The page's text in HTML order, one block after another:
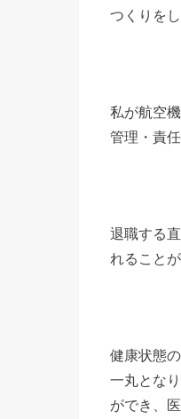
つくりを
私が航空
管理・責
退職する
れること
健康状態
一丸とな
ができ、